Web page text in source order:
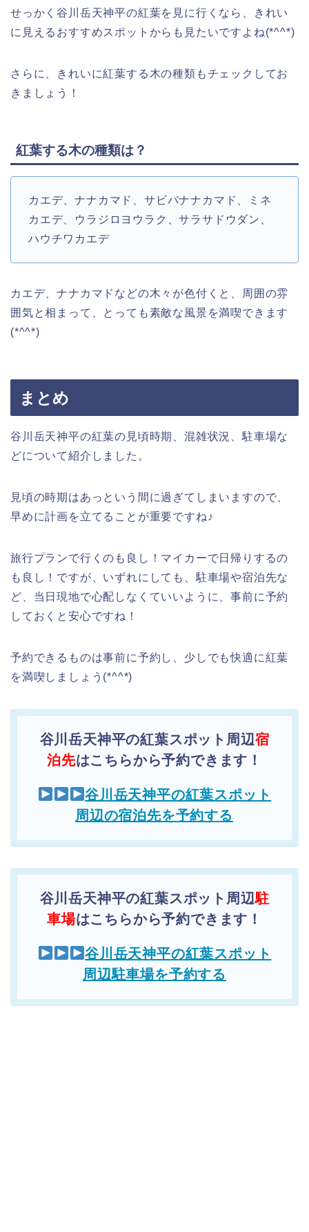
せっかく谷川岳天神平の紅葉を見に行くなら、きれい
に見えるおすすめスポットからも見たいですよね(*^^*)
さらに、きれいに紅葉する木の種類もチェックしてお
きましょう！
紅葉する木の種類は？
カエデ、ナナカマド、サビバナナカマド、ミネ
カエデ、ウラジロヨウラク、サラサドウダン、
ハウチワカエデ
カエデ、ナナカマドなどの木々が色付くと、周囲の雰
囲気と相まって、とっても素敵な風景を満喫できます
(*^^*)
まとめ
谷川岳天神平の紅葉の見頃時期、混雑状況、駐車場な
どについて紹介しました。
見頃の時期はあっという間に過ぎてしまいますので、
早めに計画を立てることが重要ですね♪
旅行プランで行くのも良し！マイカーで日帰りするの
も良し！ですが、いずれにしても、駐車場や宿泊先な
ど、当日現地で心配しなくていいように、事前に予約
しておくと安心ですね！
予約できるものは事前に予約し、少しでも快適に紅葉
を満喫しましょう(*^^*)
谷川岳天神平の紅葉スポット周辺宿
泊先はこちらから予約できます！
谷川岳天神平の紅葉スポット
周辺の宿泊先を予約する
谷川岳天神平の紅葉スポット周辺駐
車場はこちらから予約できます！
谷川岳天神平の紅葉スポット
周辺駐車場を予約する